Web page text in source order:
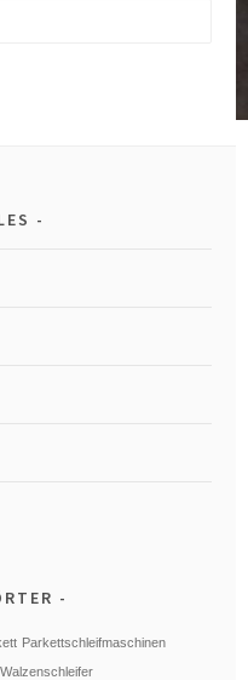
Parkettschleifmaschinen
Walzenschleifer